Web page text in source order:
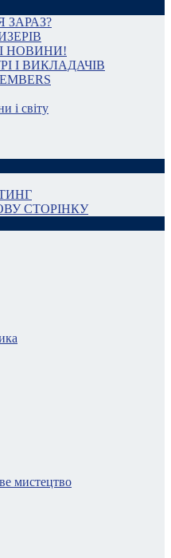
ЗАРАЗ?
НОВИНИ!
І ВИКЛАДАЧІВ
і світу
СТОРІНКУ
мистецтво